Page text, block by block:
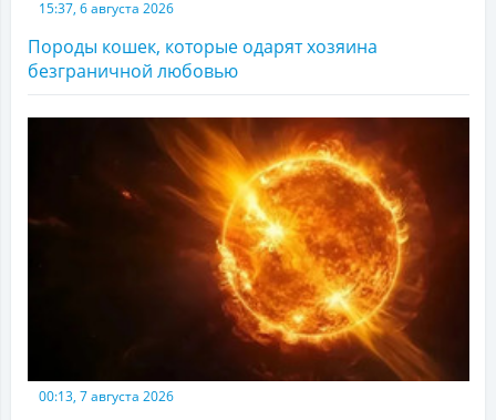
15:37, 6 августа 2026
Породы кошек, которые одарят хозяина
безграничной любовью
00:13, 7 августа 2026